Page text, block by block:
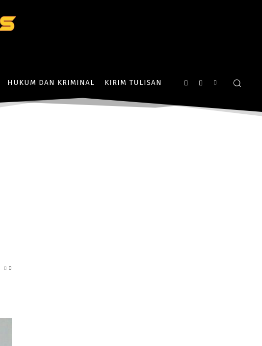
HUKUM DAN KRIMINAL KIRIM TULISAN
0